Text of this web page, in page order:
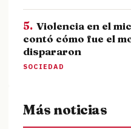
5. Violencia en el
contó cómo fue el
dispararon
SOCIEDAD
Más noticias